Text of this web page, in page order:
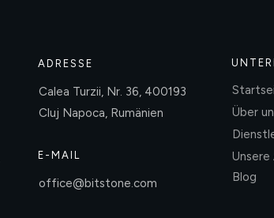
ADRESSE
Calea Turzii, Nr. 36, 400193
Cluj Napoca, Rumänien
E-MAIL
office@bitstone.com
Über
Blog